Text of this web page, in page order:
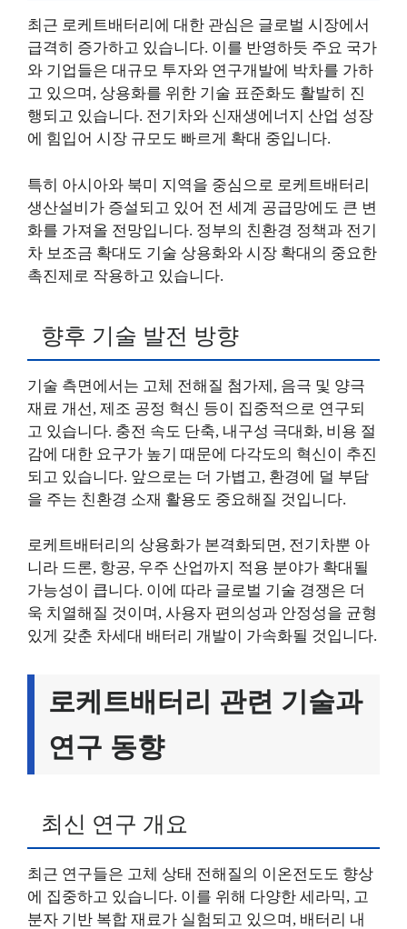
최근 로케트배터리에 대한 관심은 글로벌 시장에서
급격히 증가하고 있습니다. 이를 반영하듯 주요 국가
와 기업들은 대규모 투자와 연구개발에 박차를 가하
고 있으며, 상용화를 위한 기술 표준화도 활발히 진
행되고 있습니다. 전기차와 신재생에너지 산업 성장
에 힘입어 시장 규모도 빠르게 확대 중입니다.
특히 아시아와 북미 지역을 중심으로 로케트배터리
생산설비가 증설되고 있어 전 세계 공급망에도 큰 변
화를 가져올 전망입니다. 정부의 친환경 정책과 전기
차 보조금 확대도 기술 상용화와 시장 확대의 중요한
촉진제로 작용하고 있습니다.
향후 기술 발전 방향
기술 측면에서는 고체 전해질 첨가제, 음극 및 양극
재료 개선, 제조 공정 혁신 등이 집중적으로 연구되
고 있습니다. 충전 속도 단축, 내구성 극대화, 비용 절
감에 대한 요구가 높기 때문에 다각도의 혁신이 추진
되고 있습니다. 앞으로는 더 가볍고, 환경에 덜 부담
을 주는 친환경 소재 활용도 중요해질 것입니다.
로케트배터리의 상용화가 본격화되면, 전기차뿐 아
니라 드론, 항공, 우주 산업까지 적용 분야가 확대될
가능성이 큽니다. 이에 따라 글로벌 기술 경쟁은 더
욱 치열해질 것이며, 사용자 편의성과 안정성을 균형
있게 갖춘 차세대 배터리 개발이 가속화될 것입니다.
로케트배터리 관련 기술과
연구 동향
최신 연구 개요
최근 연구들은 고체 상태 전해질의 이온전도도 향상
에 집중하고 있습니다. 이를 위해 다양한 세라믹, 고
분자 기반 복합 재료가 실험되고 있으며, 배터리 내